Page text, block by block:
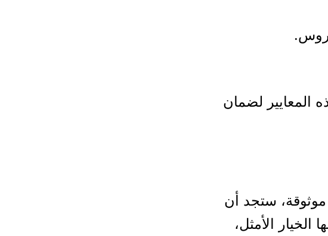
المعايير لضمان
موثوقة، ستجد أن
الأمثل،